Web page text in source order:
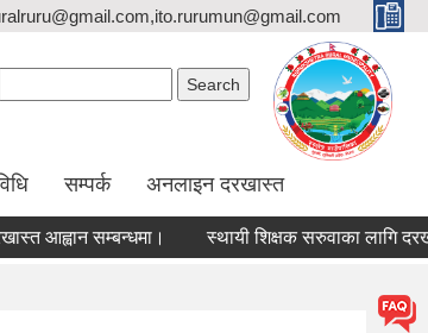
सम्पर्क अनलाइन दरखास्त
सम्बन्धमा। स्थायी शिक्षक सरुवाका लागि दरखास्त